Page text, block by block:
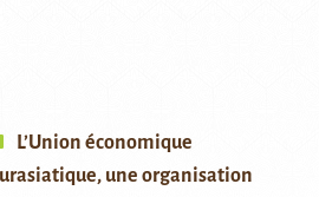
L’Union économique
une organisation